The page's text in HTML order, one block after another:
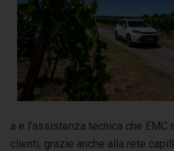
a e l’assistenza tecnica che
clienti, grazie anche alla rete